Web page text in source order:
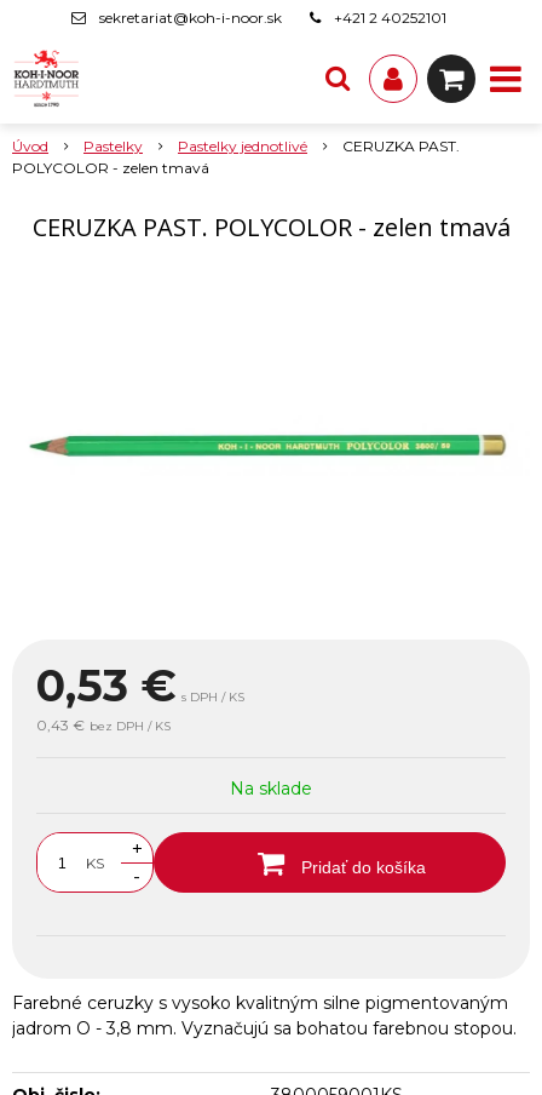
sekretariat@koh-i-noor.sk +421 2 40252101
Úvod Pastelky Pastelky jednotlivé
CERUZKA PAST.
POLYCOLOR - zelen tmavá
CERUZKA PAST. POLYCOLOR - zelen tmavá
0,53 € s DPH / KS
0,43 € bez DPH / KS
Na sklade
KS
+
-
Pridať do košíka
Farebné ceruzky s vysoko kvalitným silne pigmentovaným
jadrom O - 3,8 mm. Vyznačujú sa bohatou farebnou stopou.